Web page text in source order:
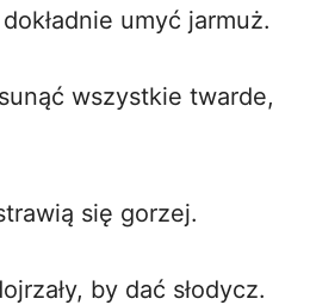
umyć jarmuż.
wszystkie twarde,
się gorzej.
by dać słodycz.